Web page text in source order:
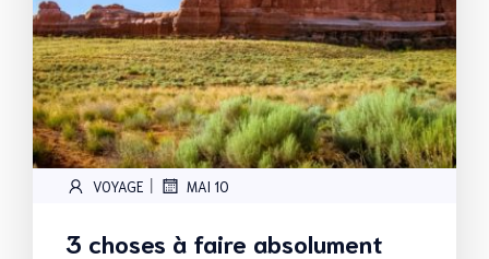
VOYAGE | MAI 10
3 choses à faire absolument